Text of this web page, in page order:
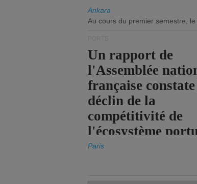
Ankara
Au cours du premier semestre,
Un rapport de
l'Assemblée
française
déclin de la
compétitivité de
l'écosystème
de l'État.
Paris